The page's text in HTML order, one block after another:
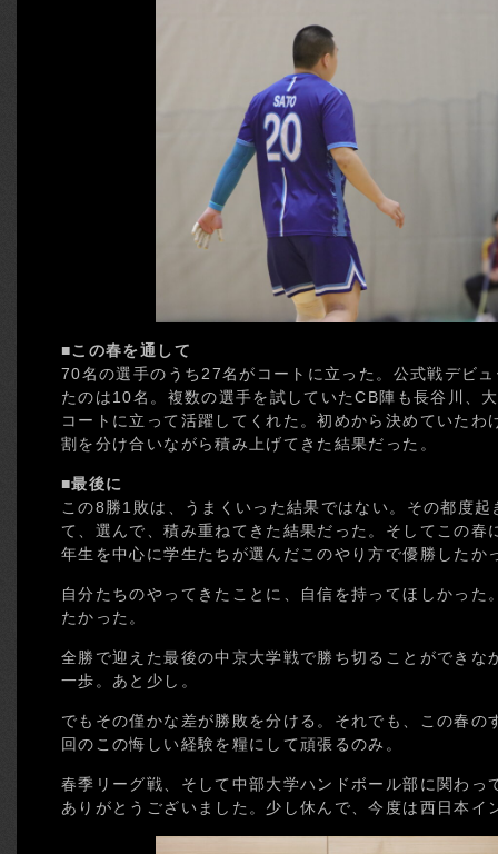
■この春を通して
70名の選手のうち27名がコートに立った。公式戦デビ
たのは10名。複数の選手を試していたCB陣も長谷川、
コートに立って活躍してくれた。初めから決めていたわ
割を分け合いながら積み上げてきた結果だった。
■最後に
この8勝1敗は、うまくいった結果ではない。その都度
て、選んで、積み重ねてきた結果だった。そしてこの春
年生を中心に学生たちが選んだこのやり方で優勝したか
自分たちのやってきたことに、自信を持ってほしかった
たかった。
全勝で迎えた最後の中京大学戦で勝ち切ることができな
一歩。あと少し。
でもその僅かな差が勝敗を分ける。それでも、この春の
回のこの悔しい経験を糧にして頑張るのみ。
春季リーグ戦、そして中部大学ハンドボール部に関わっ
ありがとうございました。少し休んで、今度は西日本イ